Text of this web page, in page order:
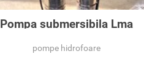
Pompa submersibila Lma
pompe hidrofoare